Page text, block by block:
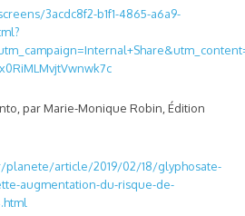
3acdc8f2-b1f1-4865-a6a9-
par Marie-Monique Robin, Édition
article/2019/02/18/glyphosate-
augmentation-du-risque-de-